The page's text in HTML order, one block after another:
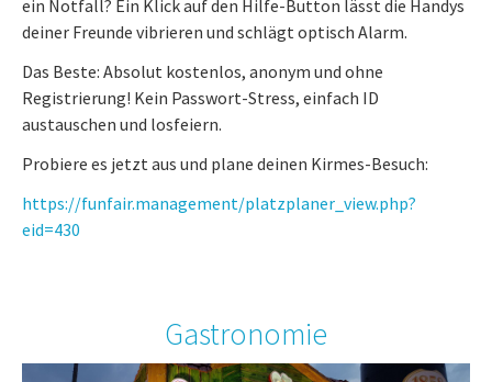
ein Notfall? Ein Klick auf den Hilfe-Button lässt die Handys
deiner Freunde vibrieren und schlägt optisch Alarm.
Das Beste: Absolut kostenlos, anonym und ohne
Registrierung! Kein Passwort-Stress, einfach ID
austauschen und losfeiern.
Probiere es jetzt aus und plane deinen Kirmes-Besuch:
https://funfair.management/platzplaner_view.php?
eid=430
Gastronomie